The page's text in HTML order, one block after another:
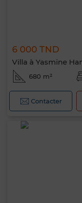
6 000 TND
Villa à Yasmine
680 m²
Contacter